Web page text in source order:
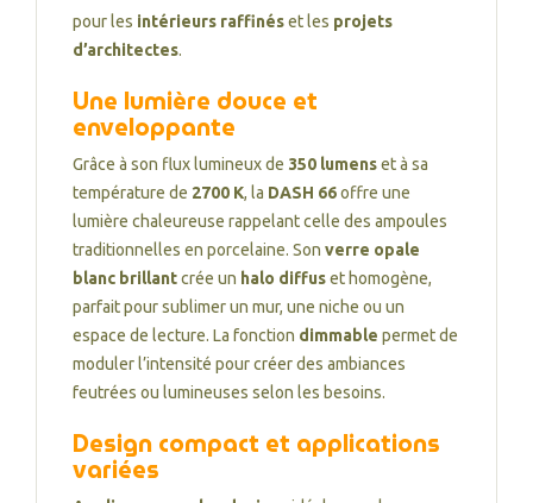
pour les intérieurs raffinéset les projets
d’architectes.
Une lumière douce et
enveloppante
Grâce à son flux lumineux de 350 lumenset à sa
température de 2700 K, la DASH 66offre une
lumière chaleureuse rappelant celle des ampoules
traditionnelles en porcelaine. Son verre opale
blanc brillantcrée un halo diffuset homogène,
parfait pour sublimer un mur, une niche ou un
espace de lecture. La fonction dimmable permet de
moduler l’intensité pour créer des ambiances
feutrées ou lumineuses selon les besoins.
Design compact et applications
variées